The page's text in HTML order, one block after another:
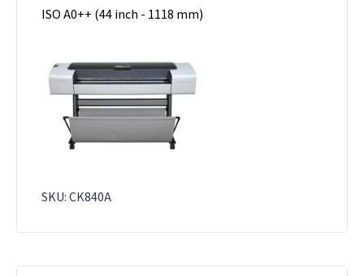
ISO A0++ (44 inch - 1118 mm)
SKU: CK840A